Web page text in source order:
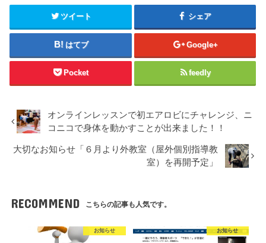
ツイート シェア
はてブ Google+
Pocket feedly
オンラインレッスンで初エアロビにチャレンジ、ニ
コニコで身体を動かすことが出来ました！！
大切なお知らせ「６月より外教室（屋外個別指導教
室）を再開予定」
RECOMMEND こちらの記事も人気です。
お知らせ お知らせ